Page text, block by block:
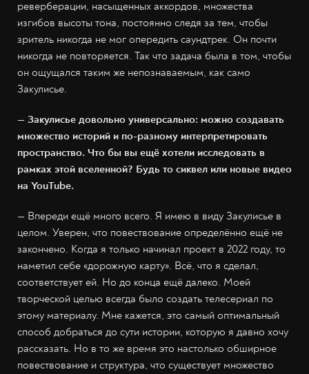
реверберации, насыщенных аккордов, множества
изгибов высоты тона, постоянно следя за тем, чтобы
зритель никогда не мог опередить саундтрек. Он почти
никогда не повторяется. Так что задача была в том, чтобы
он ощущался таким же непознаваемым, как само
Закулисье.
— Закулисье довольно универсально: можно создавать
множество историй и по-разному интерпретировать
пространство. Что бы вы ещё хотели исследовать в
рамках этой вселенной? Будь то сиквел или новые видео
на YouTube.
— Впереди ещё много всего. Я имею в виду Закулисье в
целом. Уверен, что повествование определённо ещё не
закончено. Когда я только начинал проект в 2022 году, то
наметил себе «дорожную карту». Всё, что я сделал,
соответствует ей. Но до конца ещё далеко. Моей
творческой целью всегда было создать телесериал по
этому материалу. Мне кажется, это самый оптимальный
способ добраться до сути истории, которую я давно хочу
рассказать. Но в то же время это настолько обширное
повествование и структура, что существует множество